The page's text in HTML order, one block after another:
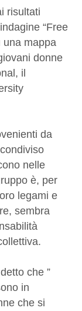
risultati
“Free
una mappa
donne
il
da
nelle
è, per
legami e
sembra
che ”
in
che si